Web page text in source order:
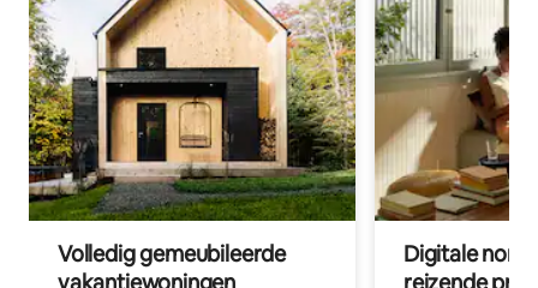
Volledig gemeubileerde
Digitale